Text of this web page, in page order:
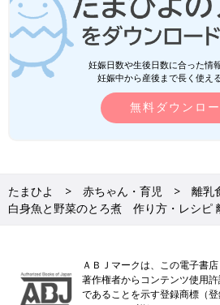
妊娠日数や生後日数に合った情
妊娠中から産後まで長く使え
無料ダウンロ
たまひよ 赤ちゃん・育児 離乳
白身魚と野菜のとろ煮 作り方・レシピ
ＡＢＪマークは、この電子書
著作権者からコンテンツ使用
であることを示す登録商標（